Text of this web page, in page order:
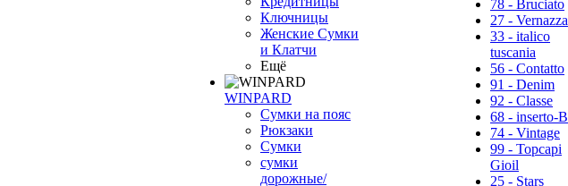
Ключницы
Женские Сумки
и Клатчи
Ещё
WINPARD
Сумки на пояс
Рюкзаки
Сумки
сумки
дорожные/
78 - Bruciato
27 - Vernazza
33 - italico
tuscania
56 - Contatto
91 - Denim
92 - Classe
68 - inserto-B
74 - Vintage
99 - Topcapi
Gioil
25 - Stars